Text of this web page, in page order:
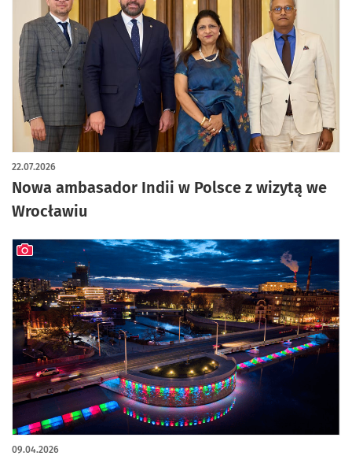
Nowa ambasador Indii w Polsce z wizytą we
Wrocławiu
22.07.2026
09.04.2026
artykuł z galerią zdjęć